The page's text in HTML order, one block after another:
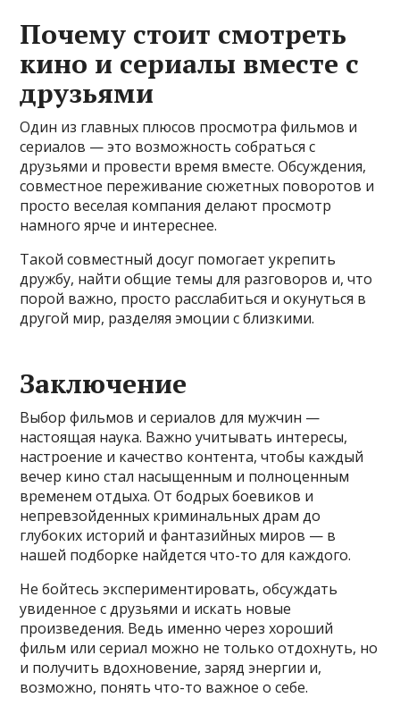
Почему стоит смотреть
кино и сериалы вместе с
друзьями
Один из главных плюсов просмотра фильмов и
сериалов — это возможность собраться с
друзьями и провести время вместе. Обсуждения,
совместное переживание сюжетных поворотов и
просто веселая компания делают просмотр
намного ярче и интереснее.
Такой совместный досуг помогает укрепить
дружбу, найти общие темы для разговоров и, что
порой важно, просто расслабиться и окунуться в
другой мир, разделяя эмоции с близкими.
Заключение
Выбор фильмов и сериалов для мужчин —
настоящая наука. Важно учитывать интересы,
настроение и качество контента, чтобы каждый
вечер кино стал насыщенным и полноценным
временем отдыха. От бодрых боевиков и
непревзойденных криминальных драм до
глубоких историй и фантазийных миров — в
нашей подборке найдется что-то для каждого.
Не бойтесь экспериментировать, обсуждать
увиденное с друзьями и искать новые
произведения. Ведь именно через хороший
фильм или сериал можно не только отдохнуть, но
и получить вдохновение, заряд энергии и,
возможно, понять что-то важное о себе.